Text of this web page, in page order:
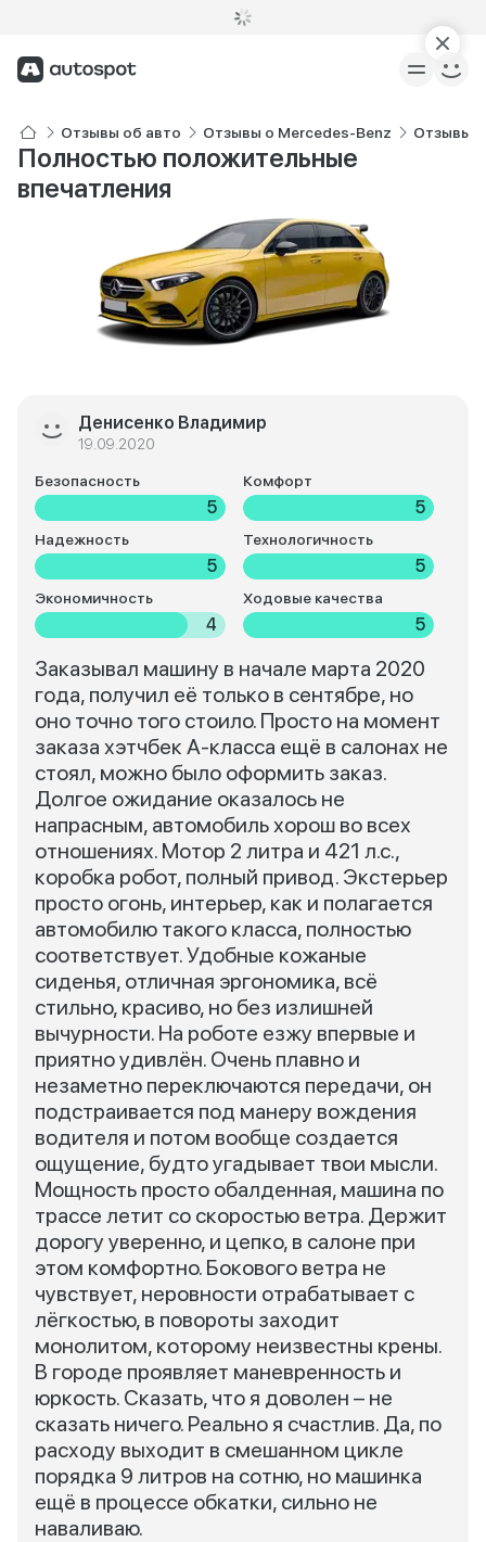
Отзывы об авто Отзывы о Mercedes-Benz Отзывы о
Полностью положительные
впечатления
Денисенко Владимир
19.09.2020
Безопасность
5
Комфорт
5
Надежность
5
Технологичность
5
Экономичность
4
Ходовые качества
5
Заказывал машину в начале марта 2020
года, получил её только в сентябре, но
оно точно того стоило. Просто на момент
заказа хэтчбек А-класса ещё в салонах не
стоял, можно было оформить заказ.
Долгое ожидание оказалось не
напрасным, автомобиль хорош во всех
отношениях. Мотор 2 литра и 421 л.с.,
коробка робот, полный привод. Экстерьер
просто огонь, интерьер, как и полагается
автомобилю такого класса, полностью
соответствует. Удобные кожаные
сиденья, отличная эргономика, всё
стильно, красиво, но без излишней
вычурности. На роботе езжу впервые и
приятно удивлён. Очень плавно и
незаметно переключаются передачи, он
подстраивается под манеру вождения
водителя и потом вообще создается
ощущение, будто угадывает твои мысли.
Мощность просто обалденная, машина по
трассе летит со скоростью ветра. Держит
дорогу уверенно, и цепко, в салоне при
этом комфортно. Бокового ветра не
чувствует, неровности отрабатывает с
лёгкостью, в повороты заходит
монолитом, которому неизвестны крены.
В городе проявляет маневренность и
юркость. Сказать, что я доволен – не
сказать ничего. Реально я счастлив. Да, по
расходу выходит в смешанном цикле
порядка 9 литров на сотню, но машинка
ещё в процессе обкатки, сильно не
наваливаю.